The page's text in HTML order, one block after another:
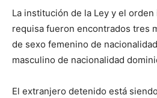
La institución de la Ley y el
requisa fueron encontrados tres
de sexo femenino de
masculino de nacionalidad
El extranjero detenido está